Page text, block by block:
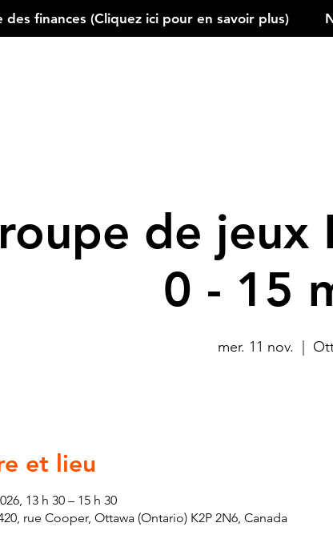
des finances (Cliquez ici pour en savoir plus)
de jeux
0 - 15
mer. 11 nov.
et lieu
13 h 30 – 15 h 30
rue Cooper, Ottawa (Ontario) K2P 2N6, Canada